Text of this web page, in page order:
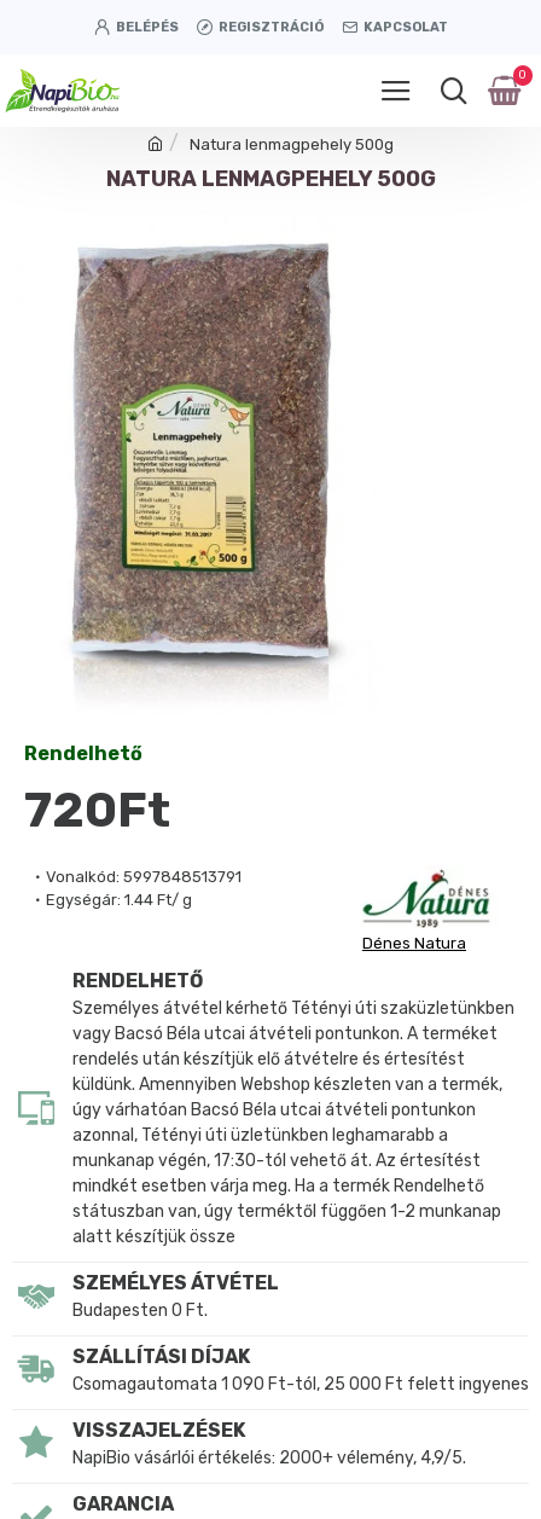
BELÉPÉS REGISZTRÁCIÓ KAPCSOLAT
0
Natura lenmagpehely 500g
NATURA LENMAGPEHELY 500G
Vonalkód: 5997848513791
Egységár: 1.44 Ft/ g
Dénes Natura
Rendelhető
720Ft
RENDELHETŐ
Személyes átvétel kérhető Tétényi úti szaküzletünkben
vagy Bacsó Béla utcai átvételi pontunkon. A terméket
rendelés után készítjük elő átvételre és értesítést
küldünk. Amennyiben Webshop készleten van a termék,
úgy várhatóan Bacsó Béla utcai átvételi pontunkon
azonnal, Tétényi úti üzletünkben leghamarabb a
munkanap végén, 17:30-tól vehető át. Az értesítést
mindkét esetben várja meg. Ha a termék Rendelhető
státuszban van, úgy terméktől függően 1-2 munkanap
alatt készítjük össze
SZEMÉLYES ÁTVÉTEL
Budapesten 0 Ft.
SZÁLLÍTÁSI DÍJAK
Csomagautomata 1 090 Ft-tól, 25 000 Ft felett ingyenes
VISSZAJELZÉSEK
NapiBio vásárlói értékelés: 2000+ vélemény, 4,9/5.
GARANCIA